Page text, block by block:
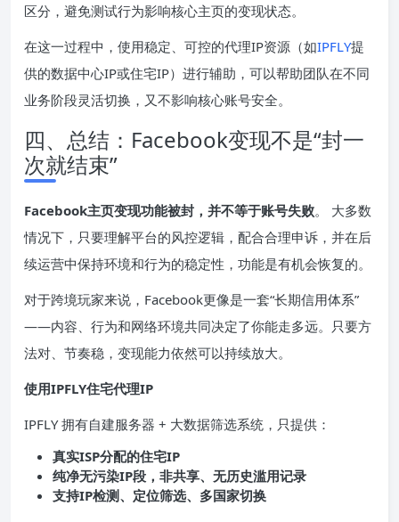
区分，避免测试行为影响核心主页的变现状态。
在这一过程中，使用稳定、可控的代理IP资源（如IPFLY提
供的数据中心IP或住宅IP）进行辅助，可以帮助团队在不同
业务阶段灵活切换，又不影响核心账号安全。
四、总结：Facebook变现不是“封一
次就结束”
Facebook主页变现功能被封，并不等于账号失败。 大多数
情况下，只要理解平台的风控逻辑，配合合理申诉，并在后
续运营中保持环境和行为的稳定性，功能是有机会恢复的。
对于跨境玩家来说，Facebook更像是一套“长期信用体系”
——内容、行为和网络环境共同决定了你能走多远。只要方
法对、节奏稳，变现能力依然可以持续放大。
使用IPFLY住宅代理IP
IPFLY 拥有自建服务器 + 大数据筛选系统，只提供：
真实ISP分配的住宅IP
纯净无污染IP段，非共享、无历史滥用记录
支持IP检测、定位筛选、多国家切换